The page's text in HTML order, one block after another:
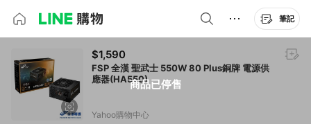
筆記
商品已停售
$1,590
FSP 全漢 聖武士 550W 80 Plus銅牌 電源供
應器(HA550)
Yahoo購物中心